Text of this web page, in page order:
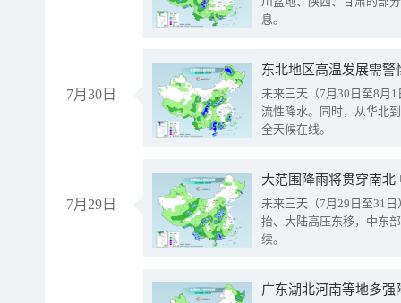
息。
7月30日
东北地区高温发展需
未来三天（7月30日至8月
流性降水。同时，从华北
全天候在线。
7月29日
大范围降雨将贯穿南
未来三天（7月29日至31
抬、大陆高压东移，中东
续。
广东湖北河南等地多